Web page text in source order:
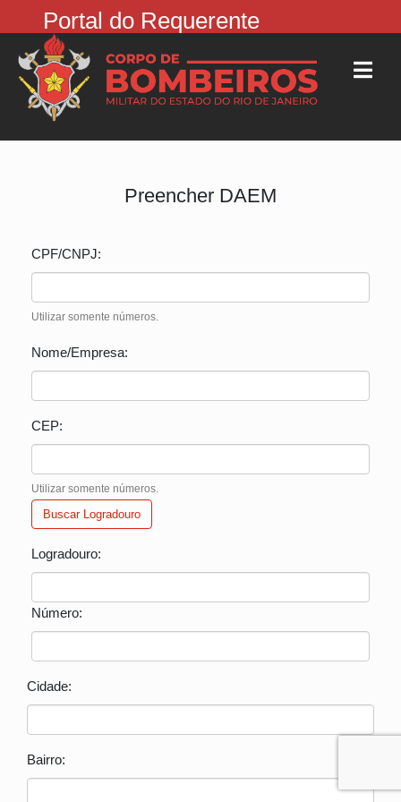
Portal do Requerente
Preencher DAEM
CPF/CNPJ:
Utilizar somente números.
Nome/Empresa:
CEP:
Utilizar somente números.
Buscar Logradouro
Logradouro:
Número:
Cidade:
Bairro: